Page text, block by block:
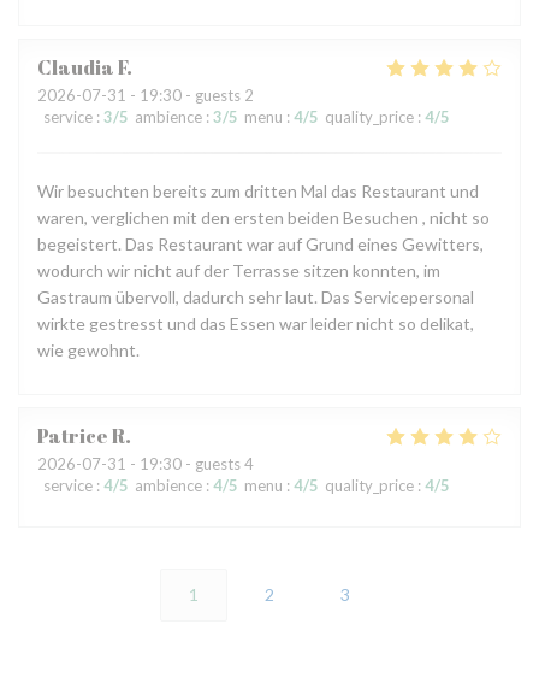
ClaudiaF
2026-07-31 - 19:30 - guests 2
service : 3/5 ambience : 3/5 menu : 4/5 quality_price : 4/5
Wir besuchten bereits zum dritten Mal das Restaurant und
waren, verglichen mit den ersten beiden Besuchen , nicht so
begeistert. Das Restaurant war auf Grund eines Gewitters,
wodurch wir nicht auf der Terrasse sitzen konnten, im
Gastraum übervoll, dadurch sehr laut. Das Servicepersonal
wirkte gestresst und das Essen war leider nicht so delikat,
wie gewohnt.
PatriceR
2026-07-31 - 19:30 - guests 4
service : 4/5 ambience : 4/5 menu : 4/5 quality_price : 4/5
1 2 3